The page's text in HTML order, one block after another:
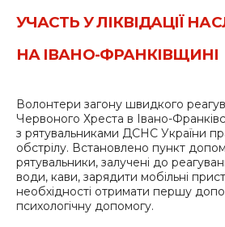
УЧАСТЬ У ЛІКВІДАЦІЇ
НА ІВАНО-ФРАНКІВЩИНІ
Волонтери загону швидкого
Червоного Хреста в Івано-
з рятувальниками ДСНС України
обстрілу. Встановлено пункт
рятувальники, залучені до
води, кави, зарядити мобільні
необхідності отримати першу
психологічну допомогу.